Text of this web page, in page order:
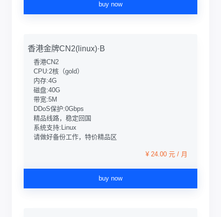
buy now
香港金牌CN2(linux)·B
香港CN2
CPU:2核（gold）
内存:4G
磁盘:40G
带宽:5M
DDoS保护:0Gbps
精品线路，稳定回国
系统支持:Linux
请做好备份工作，特价精品区
¥ 24.00 元 / 月
buy now